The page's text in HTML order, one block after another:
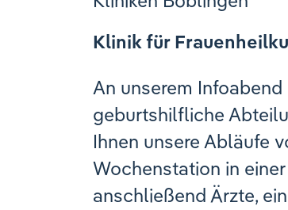
Klinik für
An unserem
geburtshilfliche
Ihnen unsere Abläufe
Wochenstation in
anschließend Ärzte,